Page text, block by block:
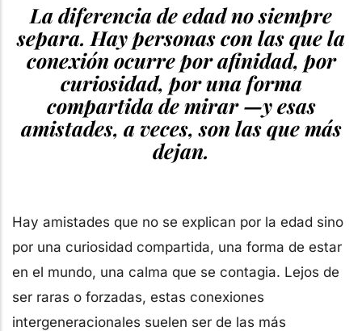
La diferencia de edad no siempre
separa. Hay personas con las que la
conexión ocurre por afinidad, por
curiosidad, por una forma
compartida de mirar —y esas
amistades, a veces, son las que más
dejan.
Hay amistades que no se explican por la edad sino
por una curiosidad compartida, una forma de estar
en el mundo, una calma que se contagia. Lejos de
ser raras o forzadas, estas conexiones
intergeneracionales suelen ser de las más